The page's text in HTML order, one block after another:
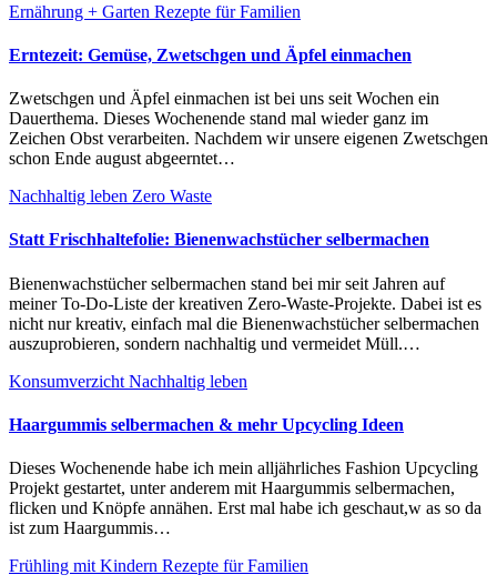
Ernährung + Garten Rezepte für Familien
Erntezeit: Gemüse, Zwetschgen und Äpfel einmachen
Zwetschgen und Äpfel einmachen ist bei uns seit Wochen ein
Dauerthema. Dieses Wochenende stand mal wieder ganz im
Zeichen Obst verarbeiten. Nachdem wir unsere eigenen Zwetschgen
schon Ende august abgeerntet…
Nachhaltig leben Zero Waste
Statt Frischhaltefolie: Bienenwachstücher selbermachen
Bienenwachstücher selbermachen stand bei mir seit Jahren auf
meiner To-Do-Liste der kreativen Zero-Waste-Projekte. Dabei ist es
nicht nur kreativ, einfach mal die Bienenwachstücher selbermachen
auszuprobieren, sondern nachhaltig und vermeidet Müll.…
Konsumverzicht Nachhaltig leben
Haargummis selbermachen & mehr Upcycling Ideen
Dieses Wochenende habe ich mein alljährliches Fashion Upcycling
Projekt gestartet, unter anderem mit Haargummis selbermachen,
flicken und Knöpfe annähen. Erst mal habe ich geschaut,w as so da
ist zum Haargummis…
Frühling mit Kindern Rezepte für Familien